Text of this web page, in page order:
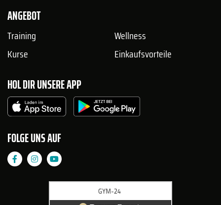
ANGEBOT
Training
Kurse
Wellness
Einkaufsvorteile
HOL DIR UNSERE APP
FOLGE UNS AUF